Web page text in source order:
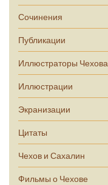
Сочинения
Публикации
Иллюстраторы Чехова
Иллюстрации
Экранизации
Цитаты
Чехов и Сахалин
Фильмы о Чехове